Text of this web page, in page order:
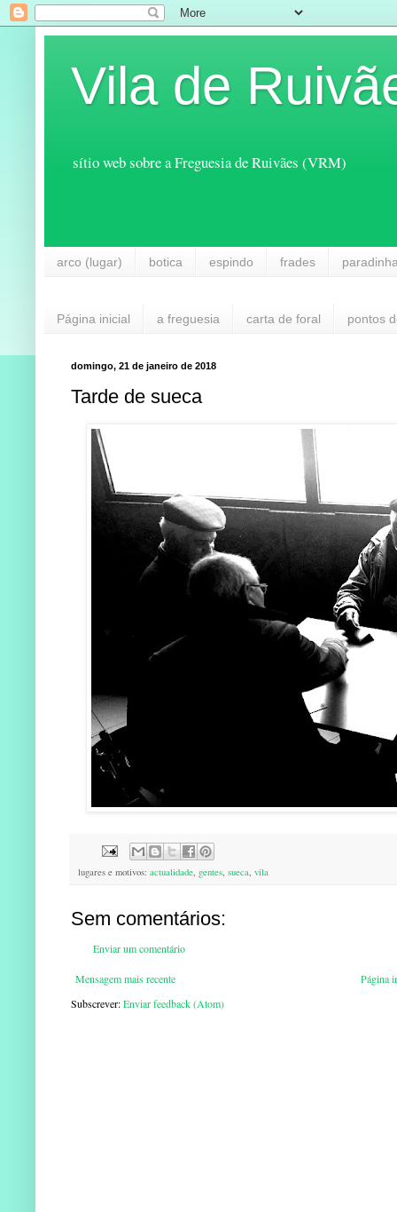
Vila de
sítio web sobre a Freguesia de Ruivães (VRM)
arco (lugar) botica espindo frades
Página inicial a freguesia carta de foral pontos
domingo, 21 de janeiro de 2018
Tarde de sueca
lugares e motivos: actualidade, gentes, sueca, vila
Sem comentários:
Enviar um comentário
Mensagem mais recente
Página
Subscrever:Enviar feedback (Atom)